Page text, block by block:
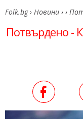
Folk.bg › Новини › ›
Потвърдено -